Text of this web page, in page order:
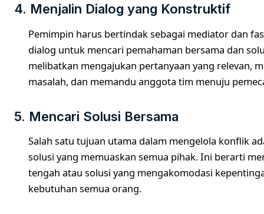
4. Menjalin Dialog yang Konstruktif
Pemimpin harus bertindak sebagai mediator dan
dialog untuk mencari pemahaman bersama dan
melibatkan mengajukan pertanyaan yang relevan,
masalah, dan memandu anggota tim menuju
5. Mencari Solusi Bersama
Salah satu tujuan utama dalam mengelola konflik
solusi yang memuaskan semua pihak. Ini berarti
tengah atau solusi yang mengakomodasi
kebutuhan semua orang.